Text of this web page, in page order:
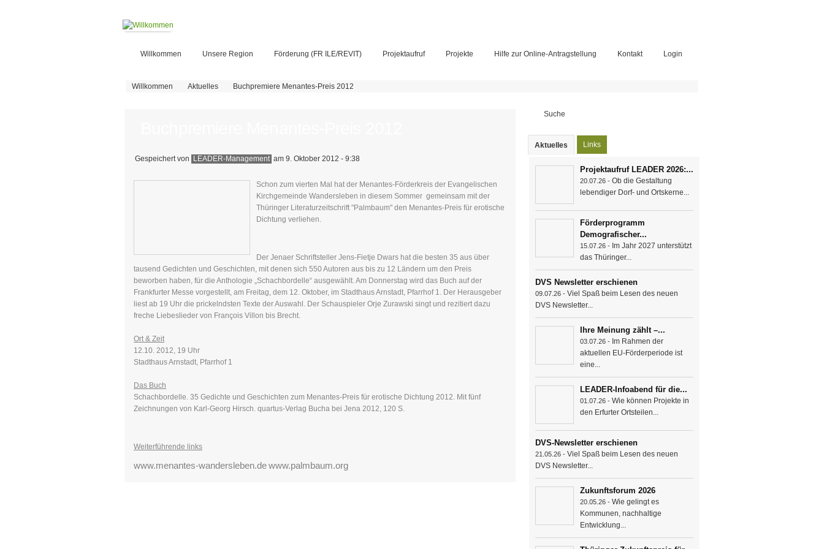
Willkommen Unsere Region Förderung (FR ILE/REVIT) Projektaufruf Projekte Hilfe zur Online-Antragstellung Kontakt Login
Sie sind hier
Willkommen Aktuelles Buchpremiere Menantes-Preis 2012
Suchformular
Aktuelles (aktiver Reiter)
Links
Projektaufruf LEADER 2026:...
20.07.26 - Ob die Gestaltung
lebendiger Dorf- und Ortskerne...
Förderprogramm
Demografischer...
15.07.26 - Im Jahr 2027 unterstützt
das Thüringer...
DVS Newsletter erschienen
09.07.26 - Viel Spaß beim Lesen des neuen
DVS Newsletter...
Ihre Meinung zählt –...
03.07.26 - Im Rahmen der
aktuellen EU-Förderperiode ist
eine...
LEADER-Infoabend für die...
01.07.26 - Wie können Projekte in
den Erfurter Ortsteilen...
DVS-Newsletter erschienen
21.05.26 - Viel Spaß beim Lesen des neuen
DVS Newsletter...
Zukunftsforum 2026
20.05.26 - Wie gelingt es
Kommunen, nachhaltige
Entwicklung...
Gespeichert von LEADER-Management am 9. Oktober 2012 - 9:38
Schon zum vierten Mal hat der Menantes-Förderkreis der Evangelischen
Kirchgemeinde Wandersleben in diesem Sommer gemeinsam mit der
Thüringer Literaturzeitschrift "Palmbaum" den Menantes-Preis für erotische
Dichtung verliehen.
Der Jenaer Schriftsteller Jens-Fietje Dwars hat die besten 35 aus über
tausend Gedichten und Geschichten, mit denen sich 550 Autoren aus bis zu 12 Ländern um den Preis
beworben haben, für die Anthologie „Schachbordelle“ ausgewählt. Am Donnerstag wird das Buch auf der
Frankfurter Messe vorgestellt, am Freitag, dem 12. Oktober, im Stadthaus Arnstadt, Pfarrhof 1. Der Herausgeber
liest ab 19 Uhr die prickelndsten Texte der Auswahl. Der Schauspieler Orje Zurawski singt und rezitiert dazu
freche Liebeslieder von François Villon bis Brecht.
Ort & Zeit
12.10. 2012, 19 Uhr
Stadthaus Arnstadt, Pfarrhof 1
Das Buch
Schachbordelle. 35 Gedichte und Geschichten zum Menantes-Preis für erotische Dichtung 2012. Mit fünf
Zeichnungen von Karl-Georg Hirsch. quartus-Verlag Bucha bei Jena 2012, 120 S.
Weiterführende links
www.menantes-wandersleben.dewww.palmbaum.org